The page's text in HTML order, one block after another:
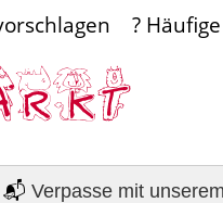
?
📬 Verpasse mit